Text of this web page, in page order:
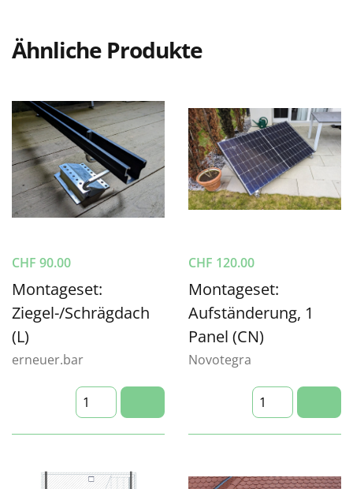
Ähnliche Produkte
CHF 90.00
Montageset:
Ziegel-/Schrägdach
(L)
erneuer.bar
CHF 120.00
Montageset:
Aufständerung, 1
Panel (CN)
Novotegra